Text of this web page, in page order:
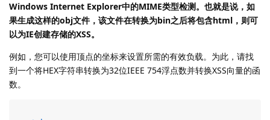
Windows Internet Explorer中的MIME类型检测。也就是说，如
果生成这样的obj文件，该文件在转换为bin之后将包含html，则可
以为IE创建存储的XSS。
例如，您可以使用顶点的坐标来设置所需的有效负载。为此，请找
到一个将HEX字符串转换为32位IEEE 754浮点数并转换XSS向量的函
数。